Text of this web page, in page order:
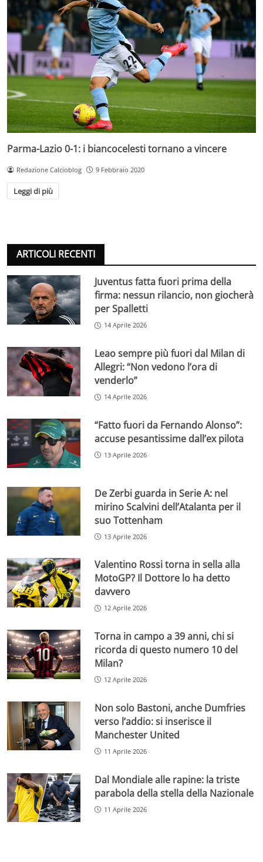
Parma-Lazio 0-1: i biancocelesti tornano a vincere
Redazione Calcioblog 9 Febbraio 2020
Leggi di più
ARTICOLI RECENTI
Juventus fatta fuori prima della
firma: nessun rilancio, non giocherà
per Spalletti
14 Aprile 2026
Leao sempre più fuori dal Milan di
Allegri: “Non vedono l’ora di
venderlo”
14 Aprile 2026
“Fatto fuori da Fernando Alonso”:
accuse pesantissime dall’ex pilota
13 Aprile 2026
De Zerbi guarda in Serie A: nel
mirino Scalvini dell’Atalanta per il
suo Tottenham
13 Aprile 2026
Valentino Rossi torna in sella alla
MotoGP? Il Dottore lo ha detto
davvero
12 Aprile 2026
Torna in campo a 39 anni, chi si
ricorda di questo numero 10 del
Milan?
12 Aprile 2026
Non solo Bastoni, anche Dumfries
verso l’addio: si inserisce il
Manchester United
11 Aprile 2026
Dal Mondiale alle rapine: la triste
parabola della stella della Nazionale
11 Aprile 2026